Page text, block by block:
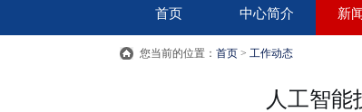
首页 中心简介 新
您当前的位置： 首页 > 工作动态
人工智